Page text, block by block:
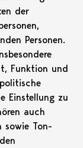
der
Personen.
Funktion und
Einstellung zu
auch
sowie Ton-